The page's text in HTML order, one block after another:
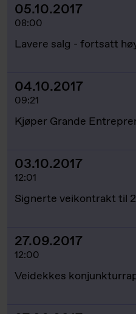
Lavere salg - fortsatt
05.10.2017
08:00
Kjøper Grande
04.10.2017
09:21
Signerte veikontrakt til
03.10.2017
12:01
Veidekkes
27.09.2017
12:00